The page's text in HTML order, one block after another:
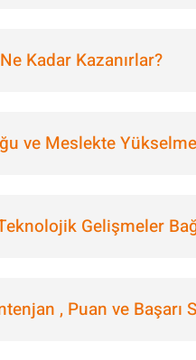
Kadar Kazanırlar?
ve Meslekte
Gelişmeler
, Puan ve Başarı